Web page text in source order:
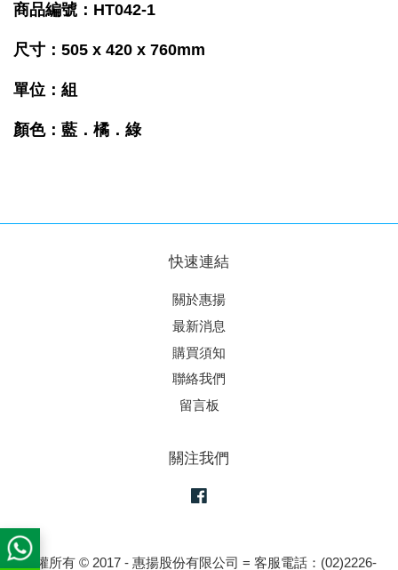
商品編號：HT042-1
尺寸：505 x 420 x 760mm
單位：組
顏色：藍．橘．綠
快速連結
關於惠揚
最新消息
購買須知
聯絡我們
留言板
關注我們
版權所有 © 2017 - 惠揚股份有限公司 = 客服電話：(02)2226-